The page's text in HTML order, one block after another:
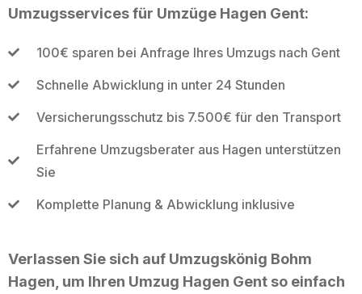
Umzugsservices für Umzüge Hagen Gent:
100€ sparen bei Anfrage Ihres Umzugs nach Gent
Schnelle Abwicklung in unter 24 Stunden
Versicherungsschutz bis 7.500€ für den Transport
Erfahrene Umzugsberater aus Hagen unterstützen
Sie
Komplette Planung & Abwicklung inklusive
Verlassen Sie sich auf Umzugskönig Bohm
Hagen, um Ihren Umzug Hagen Gent so einfach